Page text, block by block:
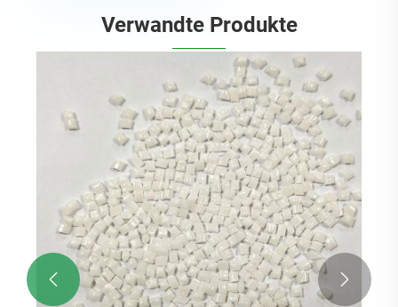
Verwandte Produkte
ABS-Polycarbonatlegierung
Mehr sehen >>
 